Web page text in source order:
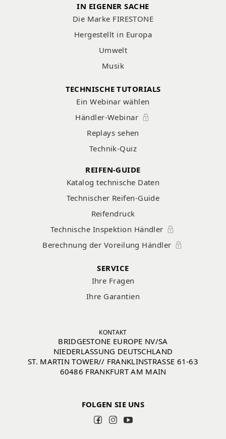
KONTAKT
BRIDGESTONE EUROPE NV/SA
NIEDERLASSUNG DEUTSCHLAND
ST. MARTIN TOWER// FRANKLINSTRASSE 61-63
60486 FRANKFURT AM MAIN
FOLGEN SIE UNS
IN EIGENER SACHE
Die Marke FIRESTONE
Hergestellt in Europa
Umwelt
Musik
TECHNISCHE TUTORIALS
Ein Webinar wählen
Händler-Webinar
Replays sehen
Technik-Quiz
REIFEN-GUIDE
Katalog technische Daten
Technischer Reifen-Guide
Reifendruck
Technische Inspektion Händler
Berechnung der Voreilung Händler
SERVICE
Ihre Fragen
Ihre Garantien